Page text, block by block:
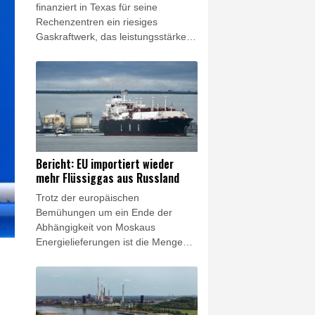
finanziert in Texas für seine
Rechenzentren ein riesiges
Gaskraftwerk, das leistungsstärker
USA werden soll. Das Unternehmen
bestätigte am Freitag
entsprechende Berichte. Es ist das
jüngste Beispiel dafür, wie die
großen Technologiekonzerne im
Wettlauf um Künstliche Intelligenz
versuchen, sich vom öffentlichen
Stromnetz unabhängig zu machen
und selbst Energie für ihre
Rechenzentren zu erzeugen.
Bericht: EU importiert wieder
mehr Flüssiggas aus Russland
Trotz der europäischen
Bemühungen um ein Ende der
Abhängigkeit von Moskaus
Energielieferungen ist die Menge
importiertem Flüssiggas (LNG)
einem Bericht zufolge wieder
gestiegen. Die EU-Staaten hätten